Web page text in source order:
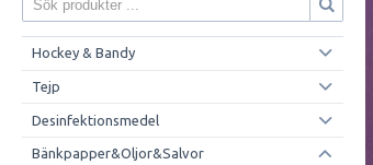
Hockey & Bandy
Tejp
Desinfektionsmedel
Bänkpapper&Oljor&Salvor